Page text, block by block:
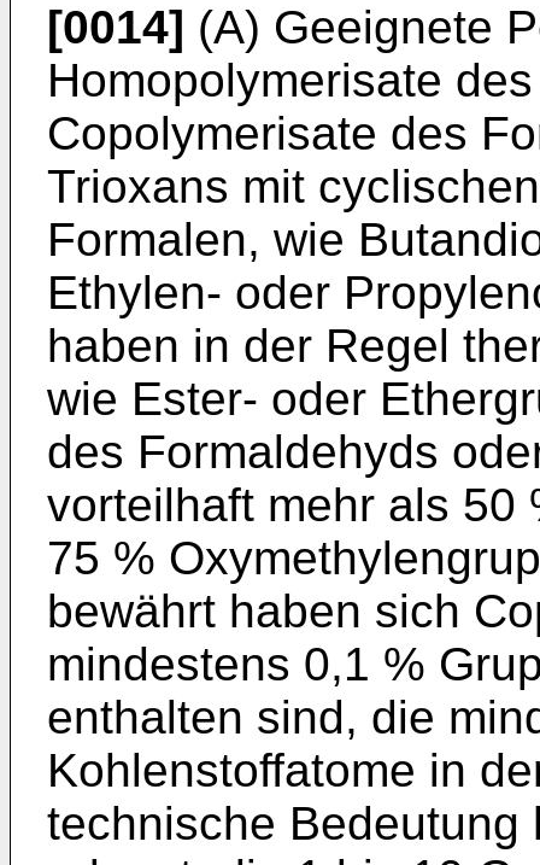
[0014] (A) Geeignete
Homopolymerisate
Copolymerisate des
Trioxans mit
Formalen, wie
Ethylen- oder
haben in der Regel
wie Ester- oder
des Formaldehyds
vorteilhaft mehr als 50
75 %
bewährt haben sich
mindestens 0,1 %
enthalten sind, die
Kohlenstoffatome in
technische